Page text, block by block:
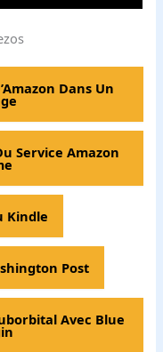
Dans Un
Service Amazon
Kindle
Post
Avec Blue